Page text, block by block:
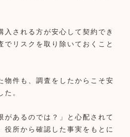
入される方が安心して契約でき
でリスクを取り除いておくこと
物件も、調査をしたからこそ安
た。
があるのでは？」と心配されて
役所から確認した事実をもとに